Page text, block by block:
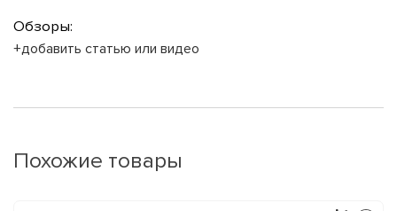
Обзоры:
+добавить статью или видео
Похожие товары